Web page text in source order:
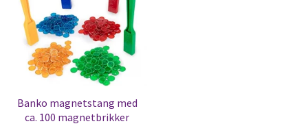
Banko magnetstang med
ca. 100 magnetbrikker